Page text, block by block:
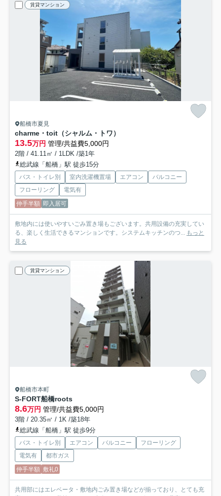
賃貸マンション
船橋市夏見
charme・toit（シャルム・トワ）
13.5万円 管理/共益費5,000円
2階 / 41.11㎡ / 1LDK /築1年
総武線「船橋」駅 徒歩15分
バス・トイレ別 室内洗濯機置場 エアコン
バルコニー
フローリング
電気有
仲手半額 即入居可
敷地内には使いやすいごみ置き場もございます。共用設備の充実してい
る、楽しく生活できるマンションです。システムキッチンのつ... もっと
見る
賃貸マンション
船橋市本町
S-FORT船橋roots
8.6万円 管理/共益費5,000円
3階 / 20.35㎡ / 1K /築18年
総武線「船橋」駅 徒歩9分
バス・トイレ別 エアコン バルコニー
フローリング
電気有
都市ガス
仲手半額 敷礼0
共用部にはエレベータ・敷地内ごみ置き場などが揃っており、とても充